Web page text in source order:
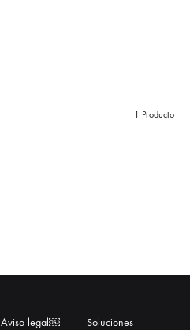
1 Producto
Aviso legal￼
Soluciones